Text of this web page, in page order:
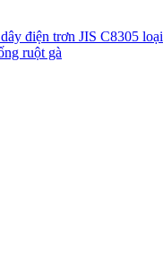
điện trơn JIS C8305 loại
ruột gà